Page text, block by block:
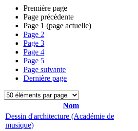
Première page
Page précédente
Page 1 (page actuelle)
Page 2
Page 3
Page 4
Page 5
Page suivante
Dernière page
Nom
Dessin d'architecture (Académie de
musique)